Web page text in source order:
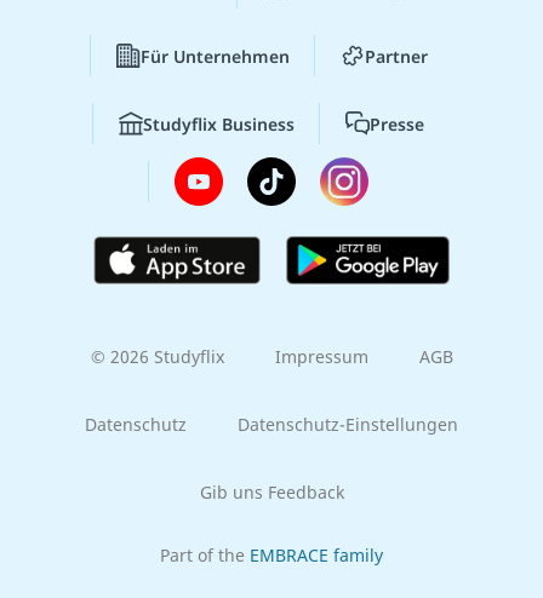
Für Unternehmen Partner
Studyflix Business Presse
© 2026 Studyflix Impressum AGB
Datenschutz Datenschutz-Einstellungen
Gib uns Feedback
Part of the EMBRACE family